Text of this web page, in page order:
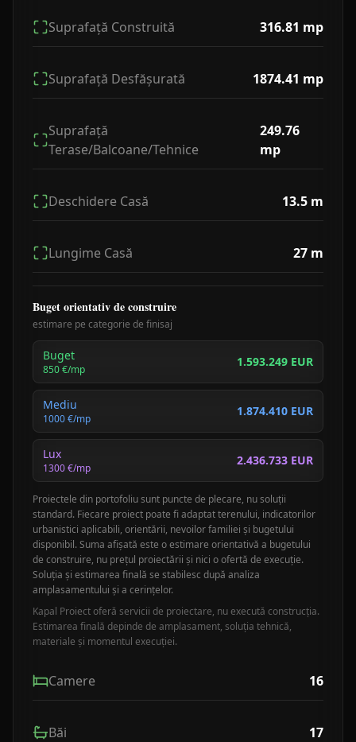
Suprafață Construită 316.81 mp
Suprafață Desfășurată 1874.41 mp
Suprafață
Terase/Balcoane/Tehnice
249.76
mp
Deschidere Casă 13.5 m
Lungime Casă 27 m
Buget orientativ de construire
estimare pe categorie de finisaj
Buget
850€/mp
1.593.249 EUR
Mediu
1000€/mp
1.874.410 EUR
Lux
1300€/mp
2.436.733 EUR
Proiectele din portofoliu sunt puncte de plecare, nu soluții
standard. Fiecare proiect poate fi adaptat terenului, indicatorilor
urbanistici aplicabili, orientării, nevoilor familiei și bugetului
disponibil. Suma afișată este o estimare orientativă a bugetului
de construire, nu prețul proiectării și nici o ofertă de execuție.
Soluția și estimarea finală se stabilesc după analiza
amplasamentului și a cerințelor.
Kapal Proiect oferă servicii de proiectare, nu execută construcția.
Estimarea finală depinde de amplasament, soluția tehnică,
materiale și momentul execuției.
Camere 16
Băi 17